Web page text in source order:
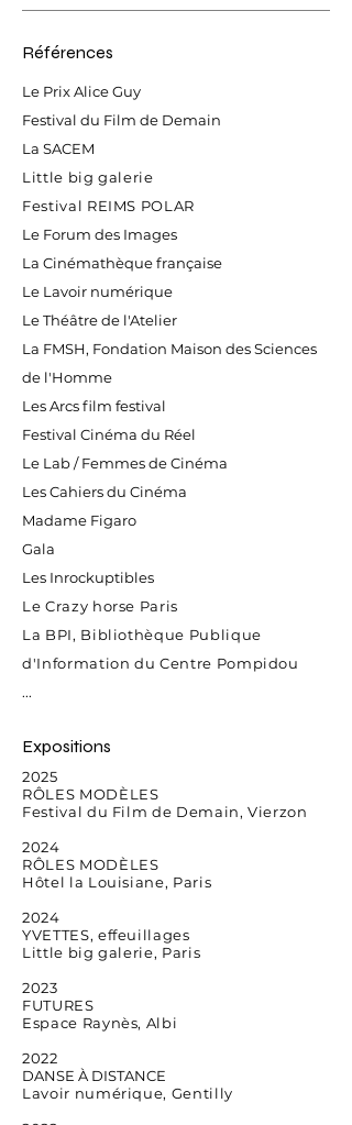
Références
Le Prix Alice Guy
Festival du Film de Demain
La SACEM
Little big galerie
Festival REIMS POLAR
Le Forum des Images
La Cinémathèque française
Le Lavoir numérique
Le Théâtre de l'Atelier
La FMSH, Fondation Maison des Sciences
de l'Homme
Les Arcs film festival
Festival Cinéma du Réel
Le Lab / Femmes de Cinéma
Les Cahiers du Cinéma
Madame Figaro
Gala
Les Inrockuptibles
Le Crazy horse Paris
La BPI, Bibliothèque Publique
d'Information du Centre Pompidou
...
Expositions
2025
RÔLES MODÈLES
Festival du Film de Demain, Vierzon
2024
RÔLES MODÈLES
Hôtel la Louisiane, Paris
2024
YVETTES, effeuillages
​Little big galerie, Paris
2023
FUTURES
Espace Raynès, Albi
2022
DANSE À DISTANCE
Lavoir numérique, Gentilly